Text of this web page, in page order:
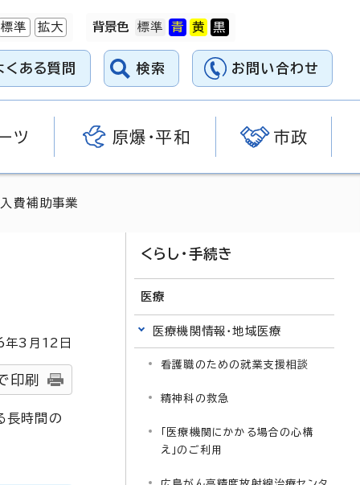
標準 拡大 背景色
くある質問 検索 お問い合わせ
ツ 原爆・平和 市政
費補助事業
年3月 12 日
印刷
長時間の
くらし・手続き
医療
医療機関情報・地域医療
看護職のための就業支援相談
精神科の救急
「医療機関にかかる場合の心構
え」のご利用